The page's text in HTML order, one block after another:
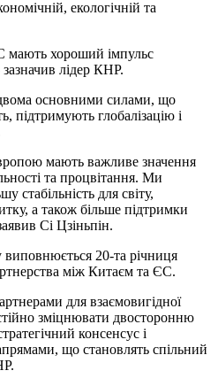
екологічній та
мають хороший імпульс
зазначив лідер КНР.
основними силами, що
підтримують глобалізацію і
мають важливе значення
та процвітання. Ми
стабільність для світу,
а також більше підтримки
Сі Цзіньпін.
20-та річниця
між Китаєм та ЄС.
для взаємовигідної
зміцнювати двосторонню
консенсус і
що становлять спільний